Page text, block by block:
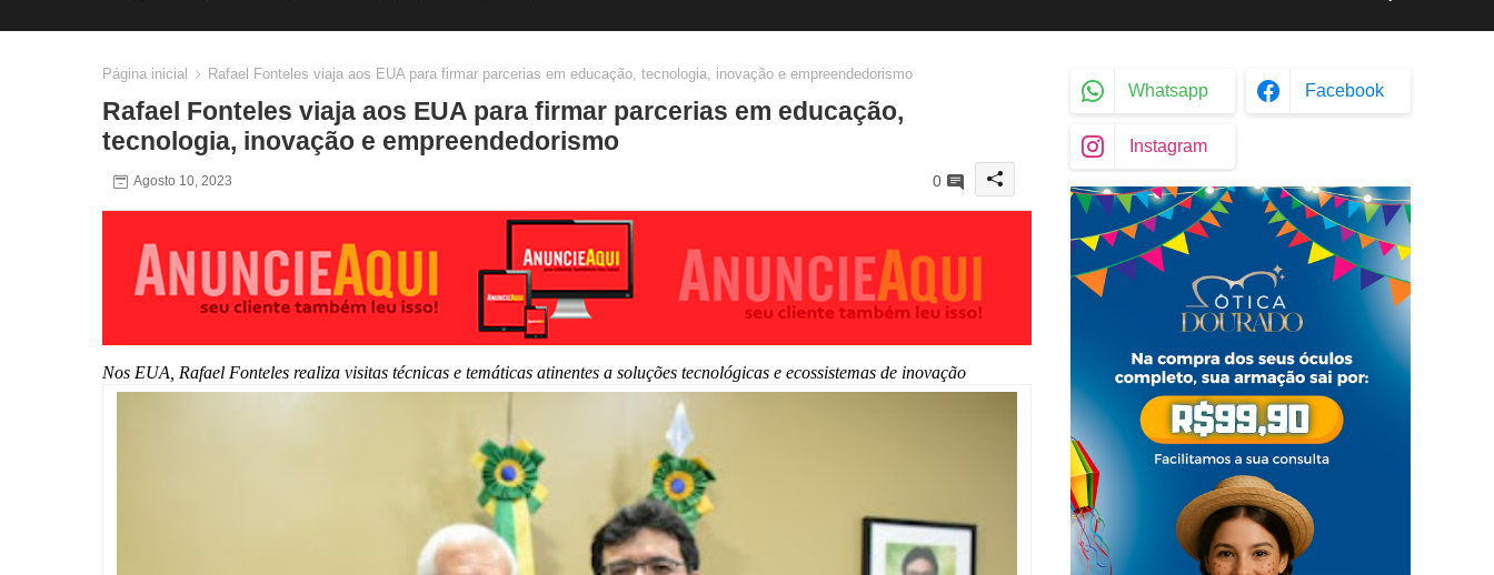
Página inicial Rafael Fonteles viaja aos EUA para firmar parcerias em educação, tecnologia, inovação e empreendedorismo
Rafael Fonteles viaja aos EUA para firmar parcerias em educação,
tecnologia, inovação e empreendedorismo
Agosto 10, 2023 0
Nos EUA, Rafael Fonteles realiza visitas técnicas e temáticas atinentes a soluções tecnológicas e ecossistemas de inovação
Whatsapp Facebook
Instagram